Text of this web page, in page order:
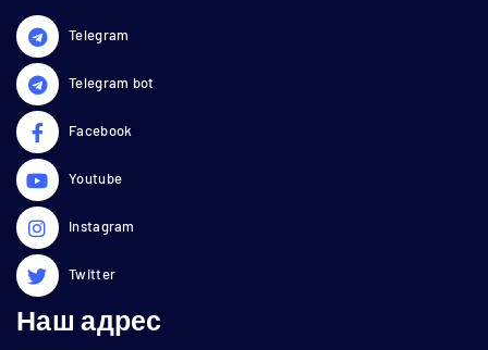
Telegram
Telegram bot
Facebook
Youtube
Instagram
Twitter
Наш адрес